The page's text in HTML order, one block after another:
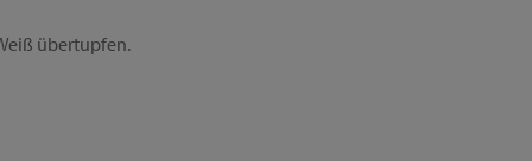
übertupfen.